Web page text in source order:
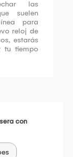
las
suelen
para
reloj de
estarás
tu tiempo
con